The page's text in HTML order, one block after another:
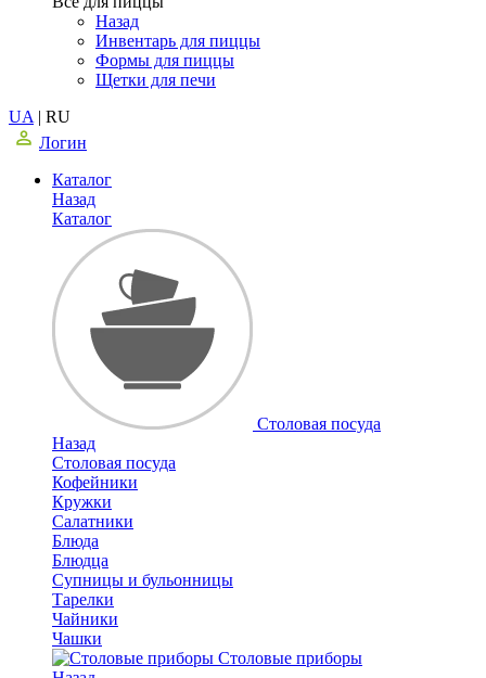
Назад
Инвентарь для пиццы
Формы для пиццы
Щетки для печи
UA | RU
Логин
Каталог
Назад
Каталог
Столовая посуда
Назад
Столовая посуда
Кофейники
Кружки
Салатники
Блюда
Блюдца
Супницы и бульонницы
Тарелки
Чайники
Чашки
Cтоловые приборы